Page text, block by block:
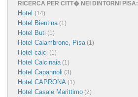
RICERCA PER CITT� NEI DINTORNI PISA:
Hotel (14)
Hotel Bientina(1)
Hotel Buti (1)
Hotel Calambrone, Pisa(1)
Hotel calci (1)
Hotel Calcinaia(1)
Hotel Capannoli (3)
Hotel CAPRONA (1)
Hotel Casale Marittimo (2)